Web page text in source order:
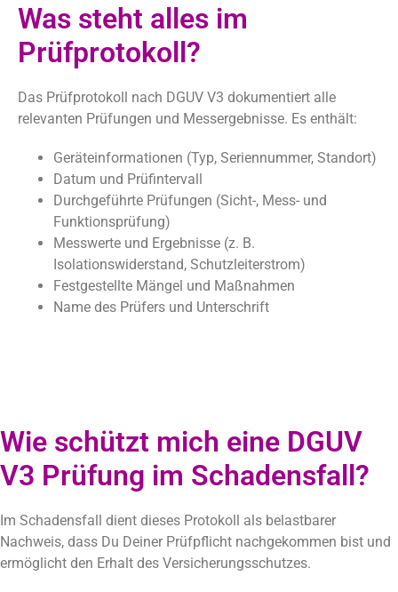
Was steht alles im
Prüfprotokoll?
Das Prüfprotokoll nach DGUV V3 dokumentiert alle
relevanten Prüfungen und Messergebnisse. Es enthält:
Geräteinformationen (Typ, Seriennummer, Standort)
Datum und Prüfintervall
Durchgeführte Prüfungen (Sicht-, Mess- und
Funktionsprüfung)
Messwerte und Ergebnisse (z. B.
Isolationswiderstand, Schutzleiterstrom)
Festgestellte Mängel und Maßnahmen
Name des Prüfers und Unterschrift
Wie schützt mich eine DGUV
V3 Prüfung im Schadensfall?
Im Schadensfall dient dieses Protokoll als belastbarer
Nachweis, dass Du Deiner Prüfpflicht nachgekommen bist und
ermöglicht den Erhalt des Versicherungsschutzes.